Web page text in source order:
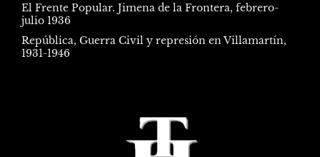
El Frente Popular. Jimena de la Frontera, febrero-
julio 1936
República, Guerra Civil y represión en Villamartín,
1931-1946